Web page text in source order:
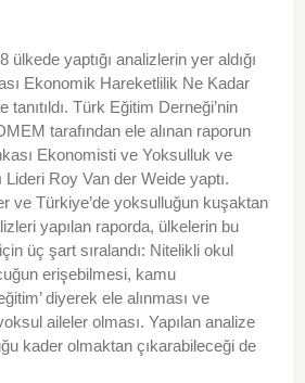
ülkede yaptığı analizlerin yer aldığı
Ekonomik Hareketlilik Ne Kadar
tanıtıldı. Türk Eğitim Derneği’nin
tarafından ele alınan raporun
Ekonomisti ve Yoksulluk ve
Lideri Roy Van der Weide yaptı.
ve Türkiye’de yoksulluğun kuşaktan
yapılan raporda, ülkelerin bu
üç şart sıralandı: Nitelikli okul
erişebilmesi, kamu
diyerek ele alınması ve
aileler olması. Yapılan analize
kader olmaktan çıkarabileceği de